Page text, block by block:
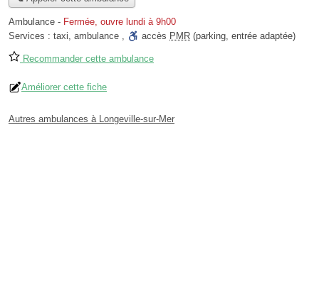
Ambulance - Fermée, ouvre lundi à 9h00
Services : taxi, ambulance , accès PMR (parking, entrée adaptée)
Recommander cette ambulance
Améliorer cette fiche
Autres ambulances à Longeville-sur-Mer